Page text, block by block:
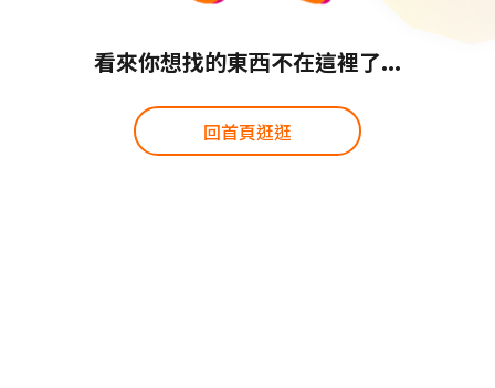
看來你想找的東西不在這裡了...
回首頁逛逛